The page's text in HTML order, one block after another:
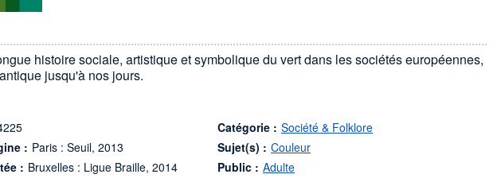
histoire sociale, artistique et symbolique du vert dans les sociétés européennes,
jusqu'à nos jours.
: Paris : Seuil, 2013
: Bruxelles : Ligue Braille, 2014
Catégorie : Société & Folklore
Sujet(s) : Couleur
Public : Adulte